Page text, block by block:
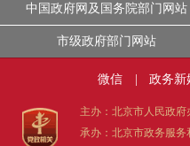
个人服务 法
便民服务 利
中介服务 阳
中国政府网及国务院部门网站
市级政府部门网站
微信 政务新
主办：北京市人民政府
承办：北京市政务服务